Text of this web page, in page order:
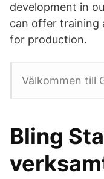
development in
can offer training
for production.
Välkommen till
Bling